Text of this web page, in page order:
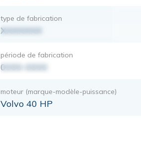
type de fabrication
XXXXXXX
période de fabrication
0000-0000
moteur (marque-modèle-puissance)
Volvo 40 HP